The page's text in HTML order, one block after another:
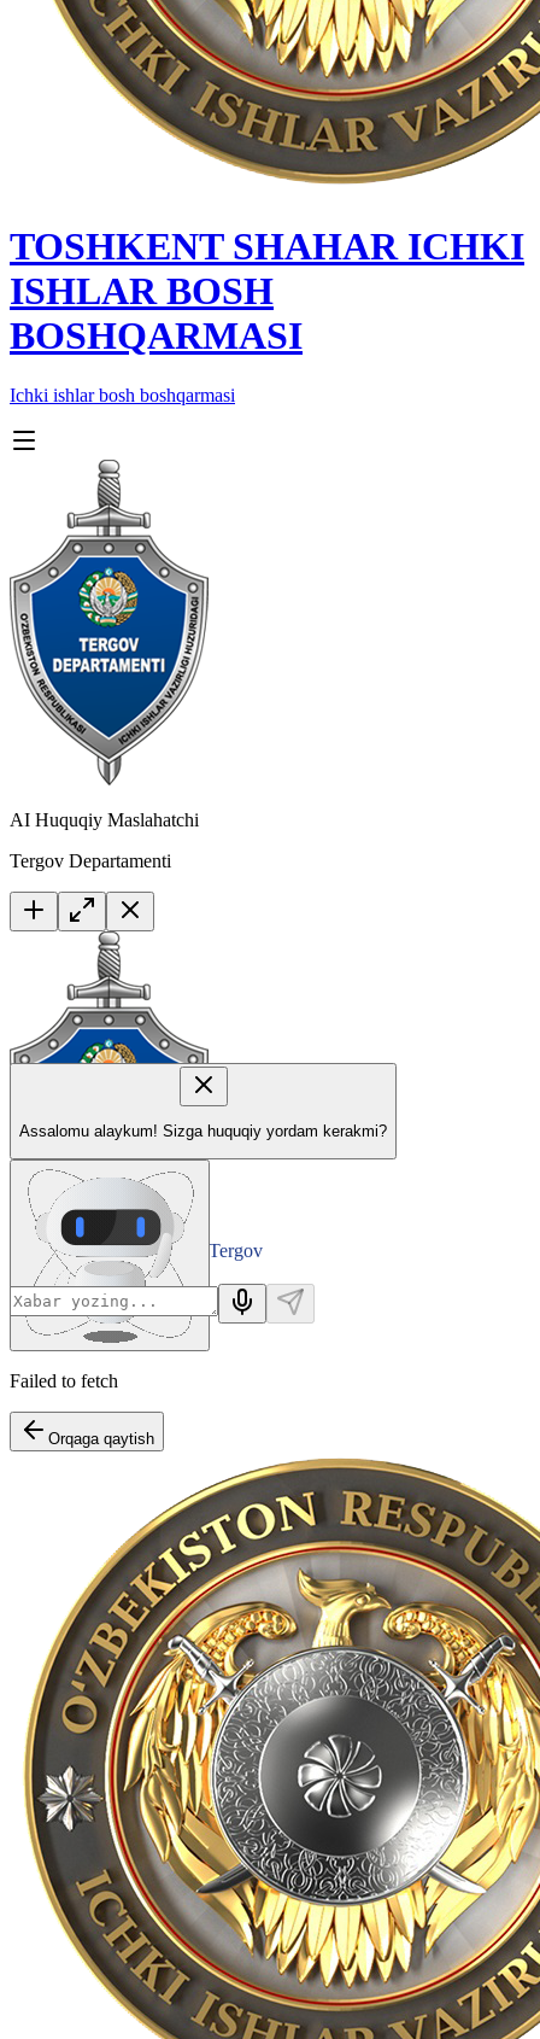
TOSHKENT SHAHAR IСHKI
ISHLAR BOSH
BOSHQARMASI
Ichki ishlar bosh boshqarmasi
AI Huquqiy Maslahatchi
Tergov Departamenti
Tergov
Departamenti
Assalomu alaykum! Sizga huquqiy yordam kerakmi?
Failed to fetch
Orqaga qaytish